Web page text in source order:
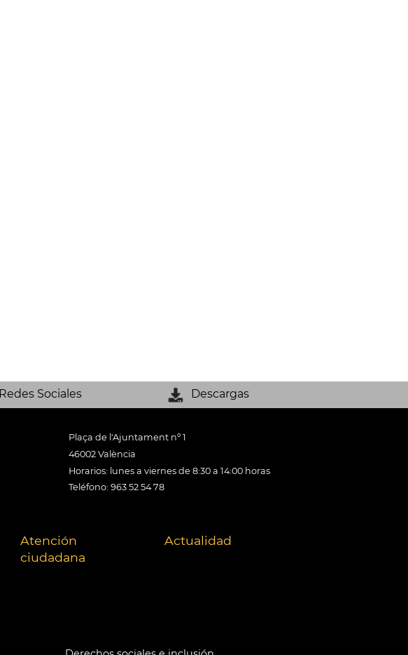
Redes Sociales Descargas
Plaça de l'Ajuntament nº 1
46002 València
Horarios: lunes a viernes de 8:30 a 14:00 horas
Teléfono: 963 52 54 78
Atención
ciudadana
Actualidad